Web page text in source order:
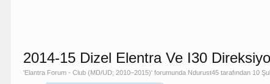
2014-15 Dizel Elentra Ve I30
'Elantra Forum - Club (MD/UD; 2010–2015)' forumunda Ndurust45 tarafından 10